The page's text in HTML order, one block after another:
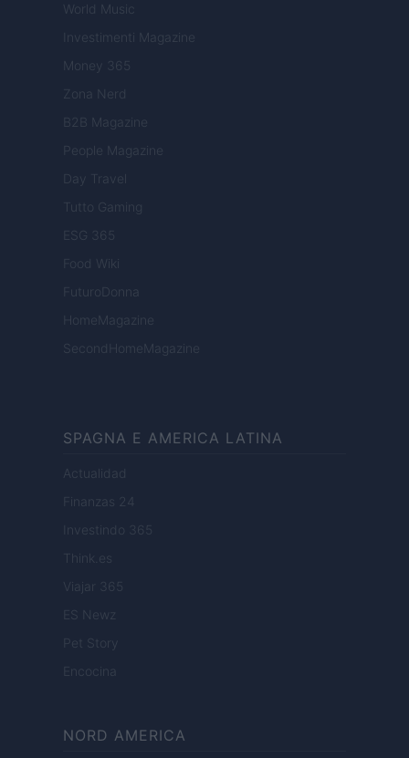
World Music
Investimenti Magazine
Money 365
Zona Nerd
B2B Magazine
People Magazine
Day Travel
Tutto Gaming
ESG 365
Food Wiki
FuturoDonna
HomeMagazine
SecondHomeMagazine
SPAGNA E AMERICA LATINA
Actualidad
Finanzas 24
Investindo 365
Think.es
Viajar 365
ES Newz
Pet Story
Encocina
NORD AMERICA